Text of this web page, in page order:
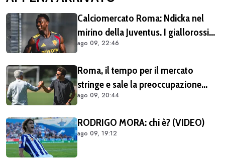
Calciomercato Roma: Ndicka nel
mirino della Juventus. I giallorossi
chiedono 30 milioni di euro
ago 09, 22:46
Roma, il tempo per il mercato
stringe e sale la preoccupazione
della tifoseria: ancora troppe caselle
ago 09, 20:44
RODRIGO MORA: chi è? (VIDEO)
ago 09, 19:12